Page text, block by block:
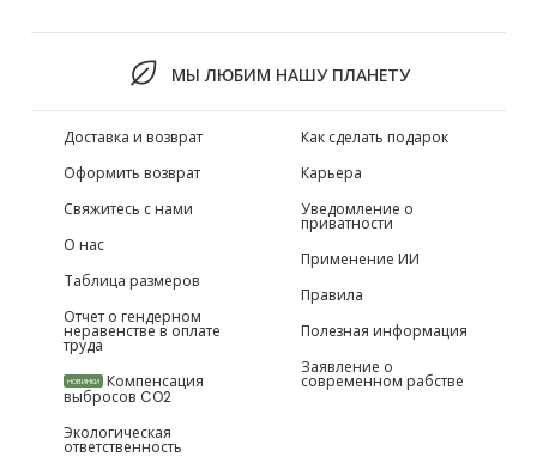
МЫ ЛЮБИМ НАШУ ПЛАНЕТУ
Доставка и возврат
Оформить возврат
Свяжитесь с нами
О нас
Таблица размеров
Отчет о гендерном
неравенстве в оплате
труда
НОВИНКИ Компенсация
выбросов CO2
Экологическая
ответственность
Как сделать подарок
Карьера
Уведомление о
приватности
Применение ИИ
Правила
Полезная информация
Заявление о
современном рабстве